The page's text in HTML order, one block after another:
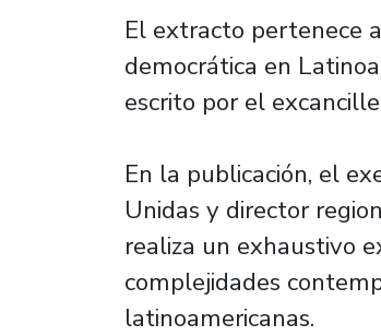
El extracto pertenece
democrática en
escrito por el
En la publicación, el
Unidas y director
realiza un exhaustivo
complejidades
latinoamericanas.